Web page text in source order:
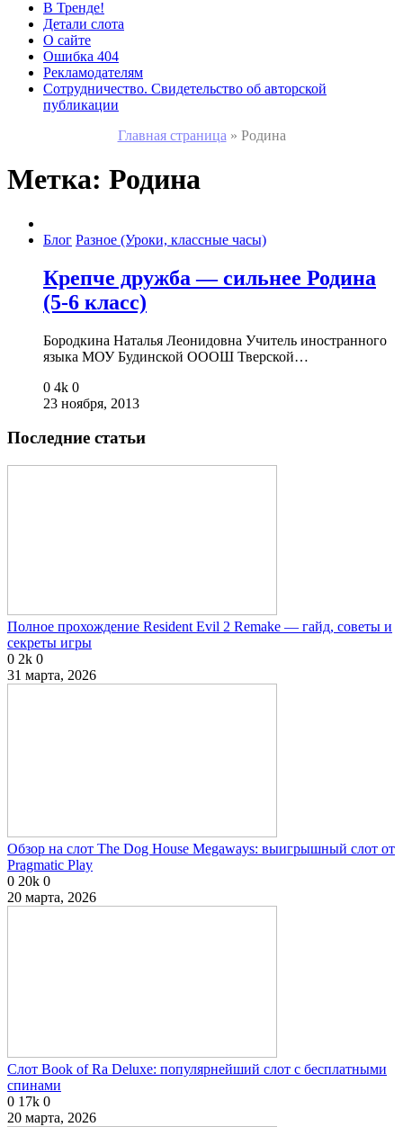
В Тренде!
Детали слота
О сайте
Ошибка 404
Рекламодателям
Сотрудничество. Свидетельство об авторской
публикации
Главная страница » Родина
Метка: Родина
Блог Разное (Уроки, классные часы)
Крепче дружба — сильнее Родина
(5-6 класс)
Бородкина Наталья Леонидовна Учитель иностранного
языка МОУ Будинской ОООШ Тверской…
0 4k 0
23 ноября, 2013
Последние статьи
Полное прохождение Resident Evil 2 Remake — гайд, советы и
секреты игры
0 2k 0
31 марта, 2026
Обзор на слот The Dog House Megaways: выигрышный слот от
Pragmatic Play
0 20k 0
20 марта, 2026
Слот Book of Ra Deluxe: популярнейший слот с бесплатными
спинами
0 17k 0
20 марта, 2026